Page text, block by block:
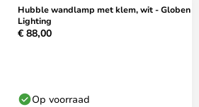
Hubble wandlamp met klem, wit - Globen
Lighting
€ 88,00
Op voorraad